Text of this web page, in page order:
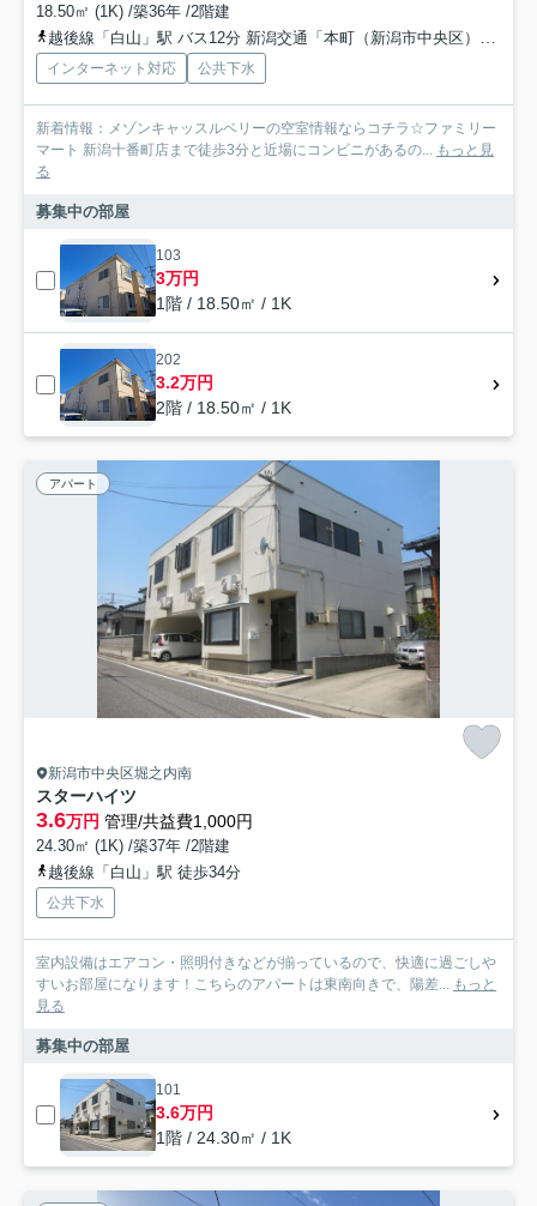
18.50㎡ (1K) /築36年 /2階建
越後線「白山」駅 バス12分 新潟交通「本町（新潟市中央区）」 停歩7分
インターネット対応 公共下水
新着情報：メゾンキャッスルベリーの空室情報ならコチラ☆ファミリー
マート 新潟十番町店まで徒歩3分と近場にコンビニがあるの... もっと見
る
募集中の部屋
103
3万円
1階 / 18.50㎡ / 1K
202
3.2万円
2階 / 18.50㎡ / 1K
アパート
新潟市中央区堀之内南
スターハイツ
3.6万円 管理/共益費1,000円
24.30㎡ (1K) /築37年 /2階建
越後線「白山」駅 徒歩34分
公共下水
室内設備はエアコン・照明付きなどが揃っているので、快適に過ごしや
すいお部屋になります！こちらのアパートは東南向きで、陽差... もっと
見る
募集中の部屋
101
3.6万円
1階 / 24.30㎡ / 1K